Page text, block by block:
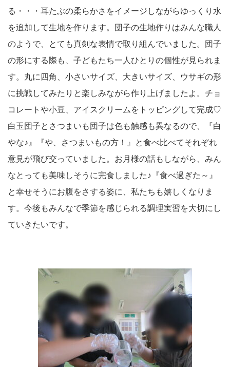
る・・・耳たぶの柔らかさをイメージしながらゆっくり水
を追加して生地を作ります。団子の生地作りはみんな職人
のようで、とても真剣な表情で取り組んでいました。団子
の形にする際も、子どもたち一人ひとりの個性が見られま
す。丸に四角、小さいサイズ、大きいサイズ、ウサギの形
に挑戦してみたりと楽しみながら作り上げましたよ。チョ
コレートや小豆、アイスクリームをトッピングして完成♡
白玉団子とさつまいも団子は色も触感も異なるので、『白
やな♪』『や、さつまいもの方！』と食べ比べてそれぞれ
意見が飛び交っていました。お月様の話もしながら、みん
なとっても美味しそうに完食しました♪『食べ過ぎた～』
と幸せそうにお腹をさする姿に、私たちも嬉しくなりま
す。今後もみんなで季節を感じられる調理実習を大切にし
ていきたいです。